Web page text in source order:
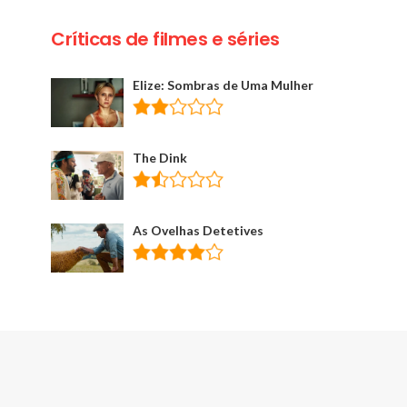
Críticas de filmes e séries
Elize: Sombras de Uma Mulher
The Dink
As Ovelhas Detetives